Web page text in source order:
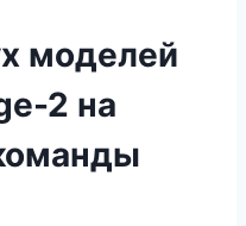
моделей
2 на